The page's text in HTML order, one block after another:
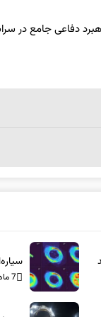
دفاعی جامع در
7 ماه پیش